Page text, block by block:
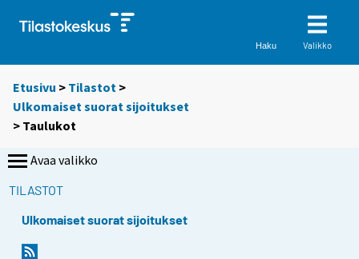
Haku Valikko
Etusivu > Tilastot >
Ulkomaiset suorat sijoitukset
> Taulukot
Avaa valikko
TILASTOT
Ulkomaiset suorat sijoitukset